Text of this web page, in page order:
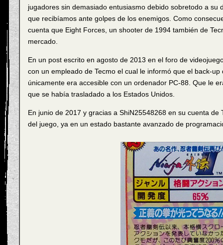
jugadores sin demasiado entusiasmo debido sobretodo a
que recibíamos ante golpes de los enemigos. Como
cuenta que Eight Forces, un shooter de 1994 también de
mercado.
En un post escrito en agosto de 2013 en el foro de
con un empleado de Tecmo el cual le informó que el back-
únicamente era accesible con un ordenador PC-88. Que le
que se había trasladado a los Estados Unidos.
En junio de 2017 y gracias a ShiN25548268 en su cuenta
del juego, ya en un estado bastante avanzado de